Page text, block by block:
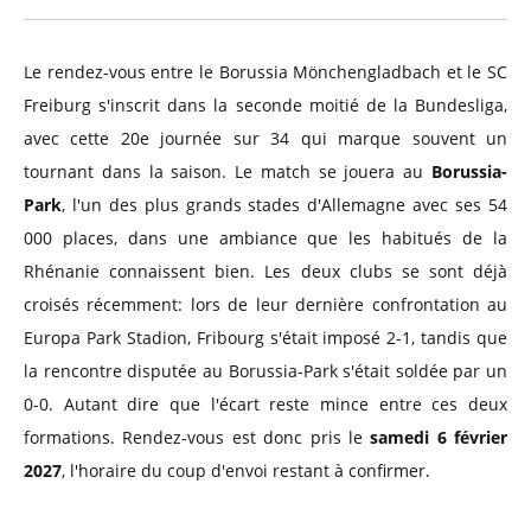
Le rendez-vous entre le Borussia Mönchengladbach et le SC
Freiburg s'inscrit dans la seconde moitié de la Bundesliga,
avec cette 20e journée sur 34 qui marque souvent un
tournant dans la saison. Le match se jouera au Borussia-
Park, l'un des plus grands stades d'Allemagne avec ses 54
000 places, dans une ambiance que les habitués de la
Rhénanie connaissent bien. Les deux clubs se sont déjà
croisés récemment: lors de leur dernière confrontation au
Europa Park Stadion, Fribourg s'était imposé 2-1, tandis que
la rencontre disputée au Borussia-Park s'était soldée par un
0-0. Autant dire que l'écart reste mince entre ces deux
formations. Rendez-vous est donc pris lesamedi 6 février
2027, l'horaire du coup d'envoi restant à confirmer.